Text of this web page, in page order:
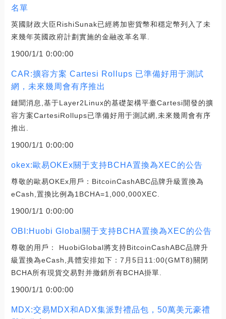
名單
英國財政大臣RishiSunak已經將加密貨幣和穩定幣列入了未
來幾年英國政府計劃實施的金融改革名單.
1900/1/1 0:00:00
CAR:擴容方案 Cartesi Rollups 已準備好用于測試
網，未來幾周會有序推出
鏈聞消息,基于Layer2Linux的基礎架構平臺Cartesi開發的擴
容方案CartesiRollups已準備好用于測試網,未來幾周會有序
推出.
1900/1/1 0:00:00
okex:歐易OKEx關于支持BCHA置換為XEC的公告
尊敬的歐易OKEx用戶：BitcoinCashABC品牌升級置換為
eCash,置換比例為1BCHA=1,000,000XEC.
1900/1/1 0:00:00
OBI:Huobi Global關于支持BCHA置換為XEC的公告
尊敬的用戶： HuobiGlobal將支持BitcoinCashABC品牌升
級置換為eCash,具體安排如下：7月5日11:00(GMT8)關閉
BCHA所有現貨交易對并撤銷所有BCHA掛單.
1900/1/1 0:00:00
MDX:交易MDX和ADX集派對禮品包，50萬美元豪禮